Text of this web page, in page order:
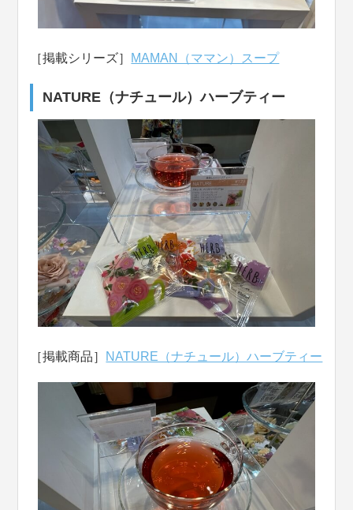
［掲載シリーズ］ MAMAN（ママン）スープ
NATURE（ナチュール）ハーブティー
［掲載商品］ NATURE（ナチュール）ハーブティー